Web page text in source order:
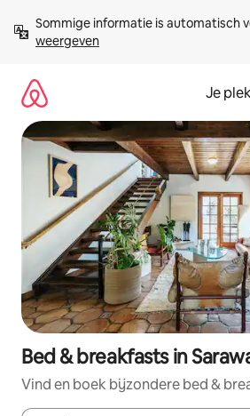
direct
naar
Sommige informatie is automatisch
weergeven
Je
Bed & breakfasts in
Vind en boek bijzondere bed &